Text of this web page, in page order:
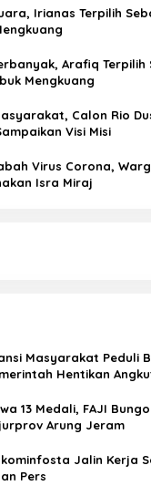
Irianas Terpilih
Arafiq Terpilih
Mengkuang
Calon Rio
Visi Misi
Virus Corona,
Isra Miraj
Masyarakat Peduli
Hentikan
13 Medali, FAJI
Arung Jeram
Jalin Kerja
Pers